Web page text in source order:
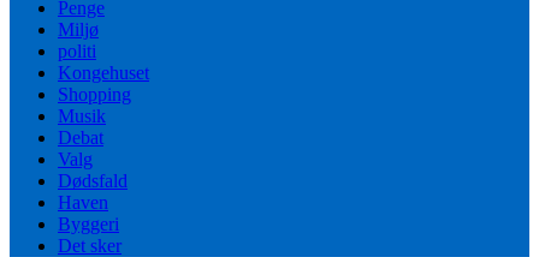
Penge
Miljø
politi
Kongehuset
Shopping
Musik
Debat
Valg
Dødsfald
Haven
Byggeri
Det sker